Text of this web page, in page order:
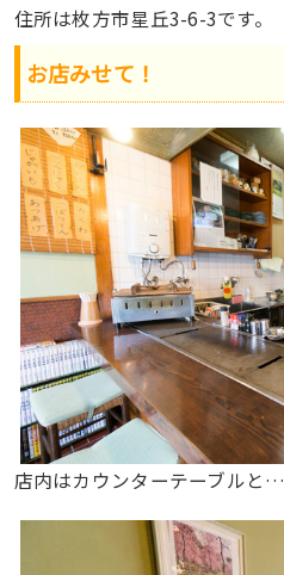
住所は枚方市星丘3-6-3です。
お店みせて！
店内はカウンターテーブルと…